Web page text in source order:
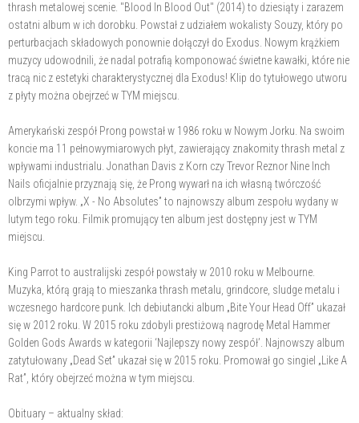
thrash metalowej scenie. "Blood In Blood Out" (2014) to dziesiąty i zarazem
ostatni album w ich dorobku. Powstał z udziałem wokalisty Souzy, który po
perturbacjach składowych ponownie dołączył do Exodus. Nowym krążkiem
muzycy udowodnili, że nadal potrafią komponować świetne kawałki, które nie
tracą nic z estetyki charakterystycznej dla Exodus! Klip do tytułowego utworu
z płyty można obejrzeć w TYM miejscu.
Amerykański zespół Prong powstał w 1986 roku w Nowym Jorku. Na swoim
koncie ma 11 pełnowymiarowych płyt, zawierający znakomity thrash metal z
wpływami industrialu. Jonathan Davis z Korn czy Trevor Reznor Nine Inch
Nails oficjalnie przyznają się, że Prong wywarł na ich własną twórczość
olbrzymi wpływ. „X - No Absolutes” to najnowszy album zespołu wydany w
lutym tego roku. Filmik promujący ten album jest dostępny jest w TYM
miejscu.
King Parrot to australijski zespół powstały w 2010 roku w Melbourne.
Muzyka, którą grają to mieszanka thrash metalu, grindcore, sludge metalu i
wczesnego hardcore punk. Ich debiutancki album „Bite Your Head Off” ukazał
się w 2012 roku. W 2015 roku zdobyli prestiżową nagrodę Metal Hammer
Golden Gods Awards w kategorii ‘Najlepszy nowy zespół’. Najnowszy album
zatytułowany „Dead Set” ukazał się w 2015 roku. Promował go singiel „Like A
Rat”, który obejrzeć można w tym miejscu.
Obituary – aktualny skład: